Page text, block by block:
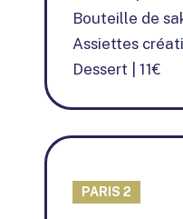
Bouteille de
Assiettes
Dessert | 11€
PARIS 2